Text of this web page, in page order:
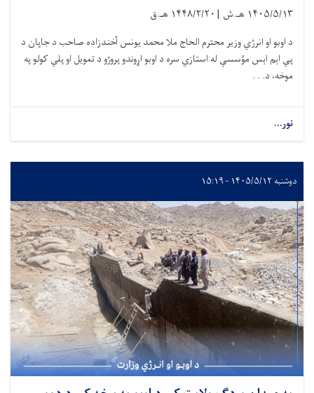
۱۴۰۵/۵/۱۳ هـ.ش | ۱۴۴۸/۲/۲۰ هـ.ق
د اوبو او انرژي وزیر محترم الحاج ملا محمد یونس آخندزاده صاحب د جاپان د
پي اېم اېس مؤسسې له استازي سره د اوبو اړوندو پروژو د تمویل او پلي کولو په
موخه، د. . .
نور...
دوشنبه ۱۴۰۵/۵/۱۲ - ۱۵:۱۹